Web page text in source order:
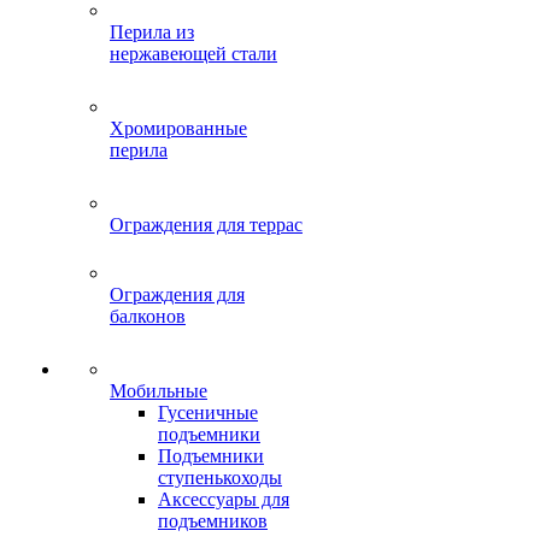
Перила из
нержавеющей стали
Хромированные
перила
Ограждения для террас
Ограждения для
балконов
Мобильные
Гусеничные
подъемники
Подъемники
ступенькоходы
Аксессуары для
подъемников